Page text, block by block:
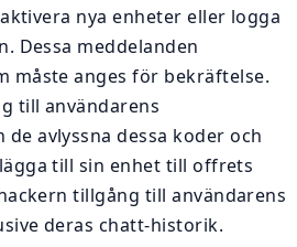
nya enheter eller logga
Dessa meddelanden
måste anges för bekräftelse.
till användarens
avlyssna dessa koder och
till sin enhet till offrets
tillgång till användarens
deras chatt-historik.